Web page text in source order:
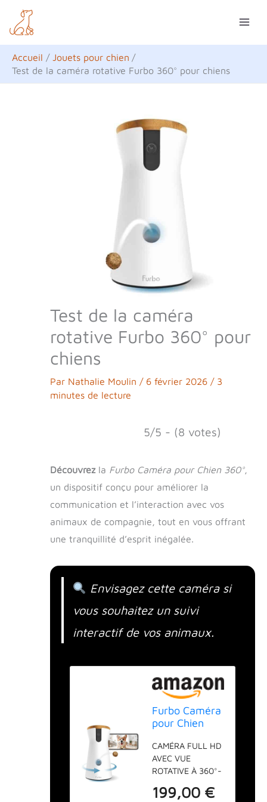
contenu
Accueil
Jouets pour chien
Test de la caméra rotative Furbo 360° pour chiens
Test de la caméra
rotative Furbo 360° pour
chiens
Par Nathalie Moulin / 6 février 2026 / 3
minutes de lecture
5/5 - (8 votes)
Découvrezla Furbo Caméra pour Chien 360°,
un dispositif conçu pour améliorer la
communication et l’interaction avec vos
animaux de compagnie, tout en vous offrant
une tranquillité d’esprit inégalée.
Envisagez cette caméra si
vous souhaitez un suivi
interactif de vos animaux.
Furbo Caméra
pour Chien
[CAMÉRA
BASIQUE]:
Caméra
rotative avec
application,
CAMÉRA FULL HD
AVEC VUE
ROTATIVE À 360°-
caméra pour chien
199,00 €
e
c
h
e